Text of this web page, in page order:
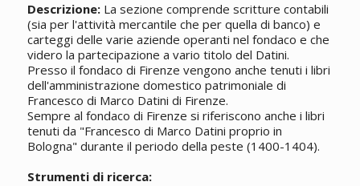
Descrizione:La sezione comprende scritture contabili
(sia per l'attività mercantile che per quella di banco) e
carteggi delle varie aziende operanti nel fondaco e che
videro la partecipazione a vario titolo del Datini.
Presso il fondaco di Firenze vengono anche tenuti i libri
dell'amministrazione domestico patrimoniale di
Francesco di Marco Datini di Firenze.
Sempre al fondaco di Firenze si riferiscono anche i libri
tenuti da "Francesco di Marco Datini proprio in
Bologna" durante il periodo della peste (1400-1404).
Strumenti di ricerca: